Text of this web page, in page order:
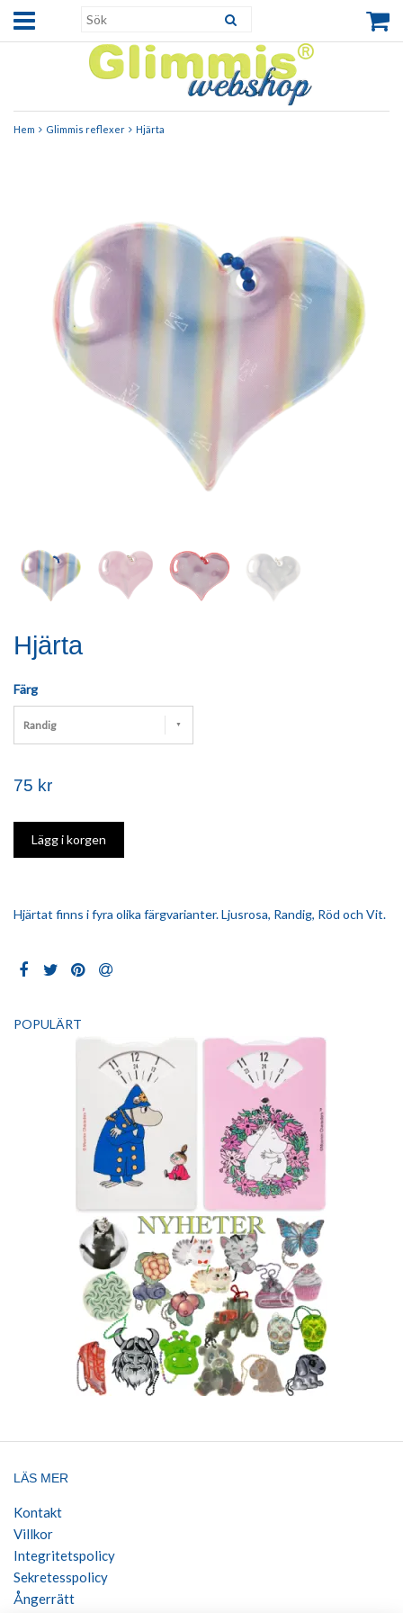
Hem Glimmis reflexer Hjärta
Hjärta
Färg
Randig
75 kr
Hjärtat finns i fyra olika färgvarianter. Ljusrosa, Randig, Röd och Vit.
POPULÄRT
LÄS MER
Kontakt
Villkor
Integritetspolicy
Sekretesspolicy
Ångerrätt